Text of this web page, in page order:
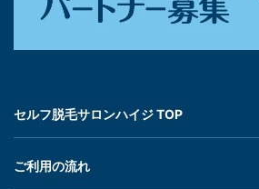
セルフ脱毛サロンハイジ TOP
ご利用の流れ